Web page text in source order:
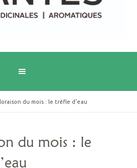
du mois : le trèfle d’eau
du mois : le